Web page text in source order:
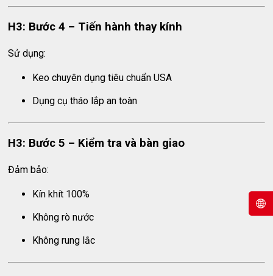
H3: Bước 4 – Tiến hành thay kính
Sử dụng:
Keo chuyên dụng tiêu chuẩn USA
Dụng cụ tháo lắp an toàn
H3: Bước 5 – Kiểm tra và bàn giao
Đảm bảo:
Kín khít 100%
Không rò nước
Không rung lắc